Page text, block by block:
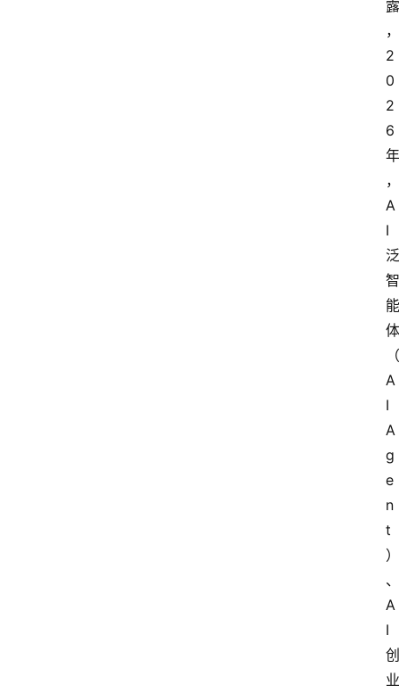
露
，
2
0
2
6
年
，
A
I
泛
智
能
体
（
A
I
A
g
e
n
t
）
、
A
I
创
业